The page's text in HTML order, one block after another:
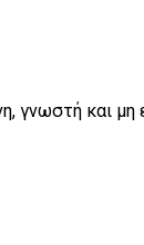
γνωστή και μη